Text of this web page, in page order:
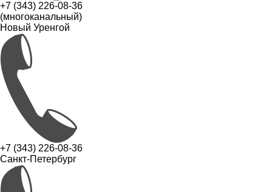
+7 (343) 226-08-36
(многоканальный)
Новый Уренгой
+7 (343) 226-08-36
Санкт-Петербург